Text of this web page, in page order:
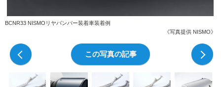
BCNR33 NISMOリヤバンパー装着車装着例
《写真提供 NISMO》
この写真の記事